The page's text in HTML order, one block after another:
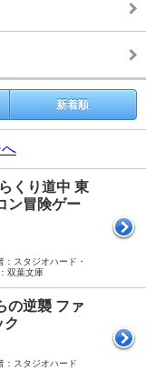
新着順
くり道中 東
ン冒険ゲー
スタジオハード・
双葉文庫
の逆襲 ファ
ク
スタジオハード